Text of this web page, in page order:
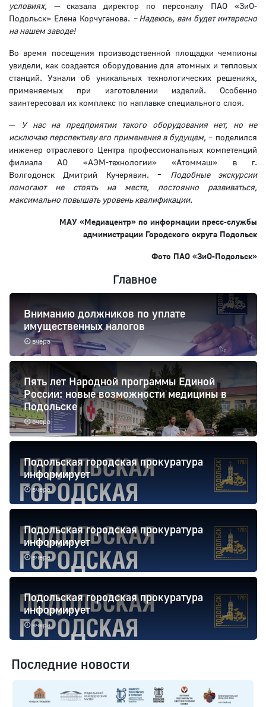
условиях, — сказала директор по персоналу ПАО «ЗиО-
Подольск» Елена Корчуганова. –Надеюсь, вам будет интересно
на нашем заводе!
Во время посещения производственной площадки чемпионы
увидели, как создается оборудование для атомных и тепловых
станций. Узнали об уникальных технологических решениях,
применяемых при изготовлении изделий. Особенно
заинтересовал их комплекс по наплавке специального слоя.
— У нас на предприятии такого оборудования нет, но не
исключаю перспективу его применения в будущем, – поделился
инженер отраслевого Центра профессиональных компетенций
филиала АО «АЭМ-технологии» «Атоммаш» в г.
Волгодонск Дмитрий Кучерявин. – Подобные экскурсии
помогают не стоять на месте, постоянно развиваться,
максимально повышать уровень квалификации.
МАУ «Медиацентр» по информации пресс-службы
администрации Городского округа Подольск
Фото ПАО «ЗиО-Подольск»
Главное
вчера
Вниманию должников по уплате
имущественных налогов
вчера
Пять лет Народной программы Единой
России: новые возможности медицины в
Подольске
вчера
Подольская городская прокуратура
информирует
вчера
Подольская городская прокуратура
информирует
вчера
Подольская городская прокуратура
информирует
Последние новости